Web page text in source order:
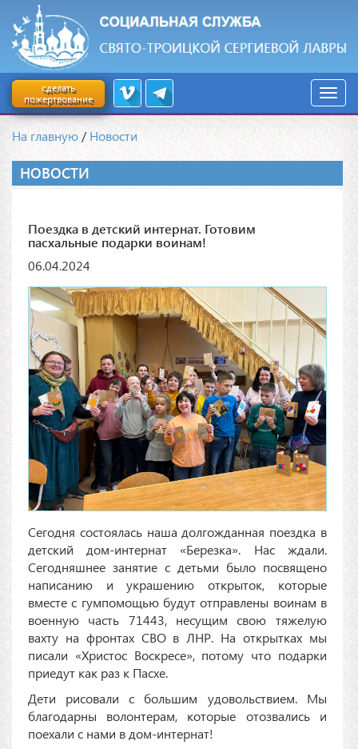
сделать
пожертвование
На главную /Новости
НОВОСТИ
Поездка в детский интернат. Готовим
пасхальные подарки воинам!
06.04.2024
Сегодня состоялась наша долгожданная поездка в
детский дом-интернат «Березка». Нас ждали.
Сегодняшнее занятие с детьми было посвящено
написанию и украшению открыток, которые
вместе с гумпомощью будут отправлены воинам в
военную часть 71443, несущим свою тяжелую
вахту на фронтах СВО в ЛНР. На открытках мы
писали «Христос Воскресе», потому что подарки
приедут как раз к Пасхе.
Дети рисовали с большим удовольствием. Мы
благодарны волонтерам, которые отозвались и
поехали с нами в дом-интернат!